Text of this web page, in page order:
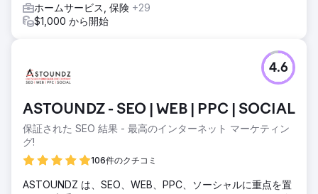
ホームサービス, 保険 +29
$1,000 から開始
ASTOUNDZ - SEO | WEB | PPC | SOCIAL
保証された SEO 結果 - 最高のインターネット マーケティン
グ!
106件のクチコミ
4.6
ASTOUNDZ は、SEO、WEB、PPC、ソーシャルに重点を置